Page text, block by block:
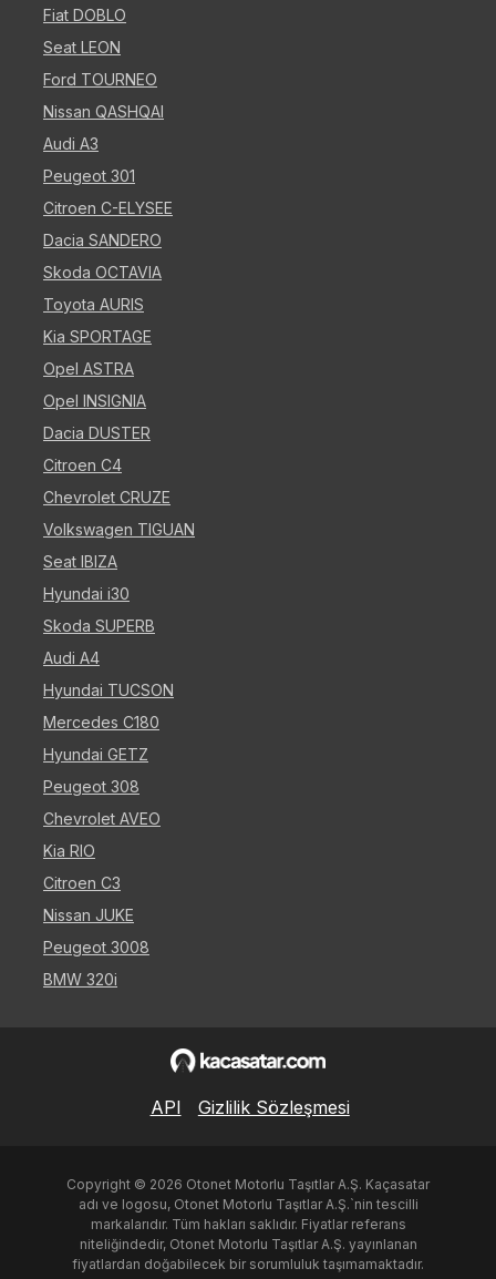
Fiat DOBLO
Seat LEON
Ford TOURNEO
Nissan QASHQAI
Audi A3
Peugeot 301
Citroen C-ELYSEE
Dacia SANDERO
Skoda OCTAVIA
Toyota AURIS
Kia SPORTAGE
Opel ASTRA
Opel INSIGNIA
Dacia DUSTER
Citroen C4
Chevrolet CRUZE
Volkswagen TIGUAN
Seat IBIZA
Hyundai i30
Skoda SUPERB
Audi A4
Hyundai TUCSON
Mercedes C180
Hyundai GETZ
Peugeot 308
Chevrolet AVEO
Kia RIO
Citroen C3
Nissan JUKE
Peugeot 3008
BMW 320i
API Gizlilik Sözleşmesi
Copyright © 2026 Otonet Motorlu Taşıtlar A.Ş. Kaçasatar
adı ve logosu, Otonet Motorlu Taşıtlar A.Ş.`nin tescilli
markalarıdır. Tüm hakları saklıdır. Fiyatlar referans
niteliğindedir, Otonet Motorlu Taşıtlar A.Ş. yayınlanan
fiyatlardan doğabilecek bir sorumluluk taşımamaktadır.